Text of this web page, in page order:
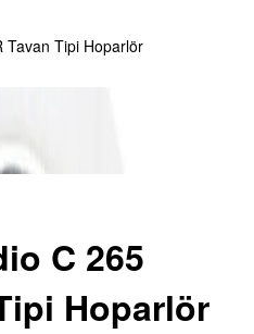
Tavan Tipi Hoparlör
C 265
Hoparlör